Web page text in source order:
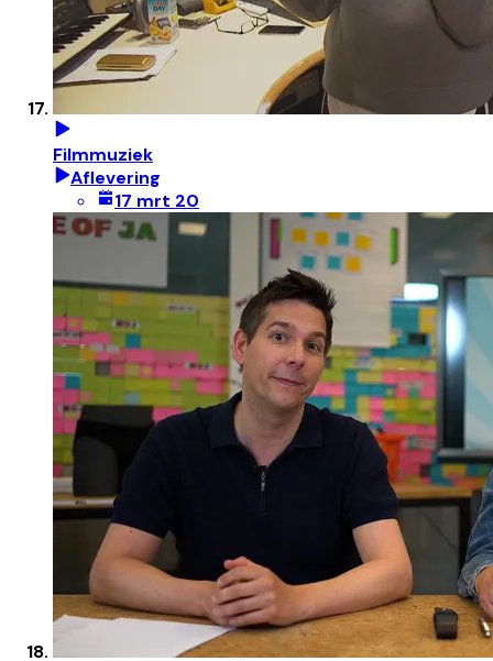
Filmmuziek
Aflevering
17 mrt 20